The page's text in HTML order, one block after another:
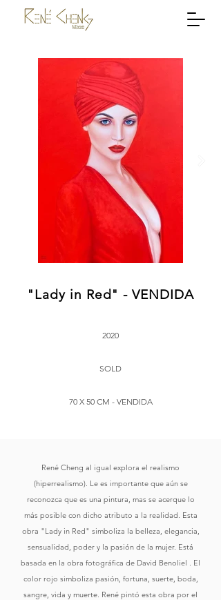
"Lady in Red" - VENDIDA
2020
SOLD
70 X 50 CM - VENDIDA
René Cheng al igual explora el realismo
(hiperrealismo). Le es importante que aún se
reconozca que es una pintura, mas se acerque lo
más posible con dicho atributo a la realidad. Esta
obra "Lady in Red" simboliza la belleza, elegancia,
sensualidad, poder y la pasión de la mujer. Está
basada en la obra fotográfica de David Benoliel . El
color rojo simboliza pasión, fortuna, suerte, boda,
sangre, vida y muerte. René pintó esta obra por el